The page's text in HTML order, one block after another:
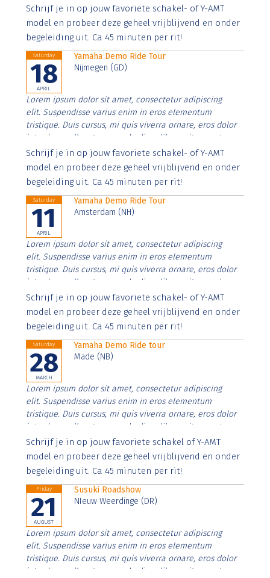
Aenean faucibus nibh et justo cursus id rutrum lorem
imperdiet. Nunc ut sem vitae risus tristique posuere.
Schrijf je in op jouw favoriete schakel- of Y-AMT
model en probeer deze geheel vrijblijvend en onder
begeleiding uit. Ca 45 minuten per rit!
Saturday
18
APRIL
Yamaha Demo Ride Tour
Nijmegen (GD)
Lorem ipsum dolor sit amet, consectetur adipiscing
elit. Suspendisse varius enim in eros elementum
tristique. Duis cursus, mi quis viverra ornare, eros dolor
interdum nulla, ut commodo diam libero vitae erat.
Aenean faucibus nibh et justo cursus id rutrum lorem
imperdiet. Nunc ut sem vitae risus tristique posuere.
Schrijf je in op jouw favoriete schakel- of Y-AMT
model en probeer deze geheel vrijblijvend en onder
begeleiding uit. Ca 45 minuten per rit!
Saturday
11
APRIL
Yamaha Demo Ride Tour
Amsterdam (NH)
Lorem ipsum dolor sit amet, consectetur adipiscing
elit. Suspendisse varius enim in eros elementum
tristique. Duis cursus, mi quis viverra ornare, eros dolor
interdum nulla, ut commodo diam libero vitae erat.
Aenean faucibus nibh et justo cursus id rutrum lorem
imperdiet. Nunc ut sem vitae risus tristique posuere.
Schrijf je in op jouw favoriete schakel- of Y-AMT
model en probeer deze geheel vrijblijvend en onder
begeleiding uit. Ca 45 minuten per rit!
Saturday
28
MARCH
Yamaha Demo Ride tour
Made (NB)
Lorem ipsum dolor sit amet, consectetur adipiscing
elit. Suspendisse varius enim in eros elementum
tristique. Duis cursus, mi quis viverra ornare, eros dolor
interdum nulla, ut commodo diam libero vitae erat.
Aenean faucibus nibh et justo cursus id rutrum lorem
imperdiet. Nunc ut sem vitae risus tristique posuere.
Schrijf je in op jouw favoriete schakel of Y-AMT
model en probeer deze geheel vrijblijvend en onder
begeleiding uit. Ca 45 minuten per rit!
Friday
21
AUGUST
Susuki Roadshow
NIeuw Weerdinge (DR)
Lorem ipsum dolor sit amet, consectetur adipiscing
elit. Suspendisse varius enim in eros elementum
tristique. Duis cursus, mi quis viverra ornare, eros dolor
interdum nulla, ut commodo diam libero vitae erat.